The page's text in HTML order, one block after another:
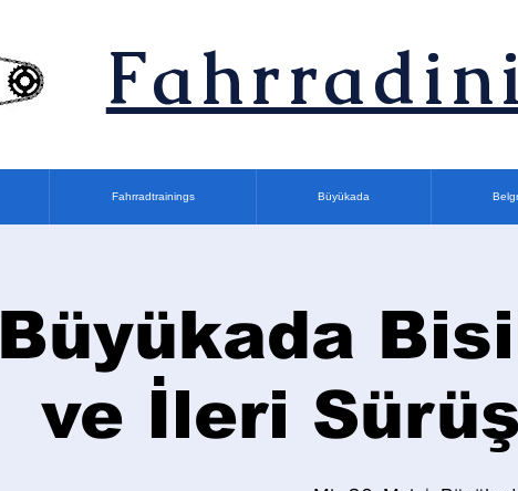
Fahrradtrainings Büyükada
Büyükada
ve İleri